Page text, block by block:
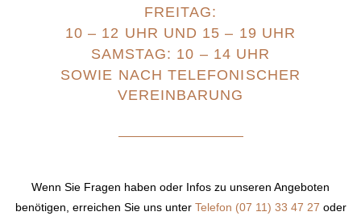
FREITAG:
10 – 12 UHR UND 15 – 19 UHR
SAMSTAG: 10 – 14 UHR
SOWIE NACH TELEFONISCHER
VEREINBARUNG
Wenn Sie Fragen haben oder Infos zu unseren Angeboten
benötigen, erreichen Sie uns unter Telefon (07 11) 33 47 27 oder